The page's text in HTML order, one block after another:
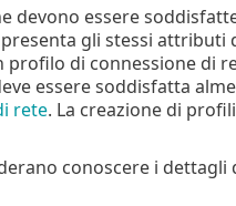
devono essere
presenta gli stessi
di connessione di
essere soddisfatta
rete. La creazione di
conoscere i